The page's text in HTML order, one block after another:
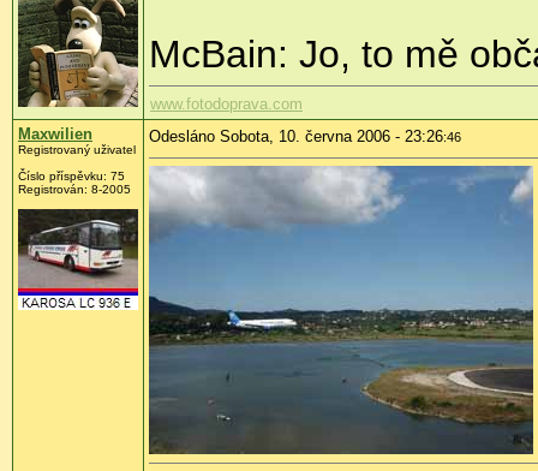
McBain: Jo, to mě
www.fotodoprava.com
Maxwilien
Registrovaný uživatel
Číslo příspěvku: 75
Registrován: 8-2005
Odesláno Sobota, 10. června 2006 - 23:26:46